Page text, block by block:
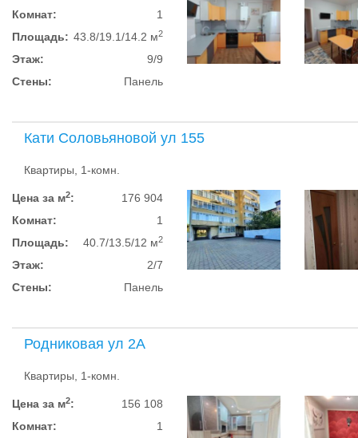
Комнат:
1
Площадь: 43.8/19.1/14.2 м2
Этаж:
9/9
Стены:
Панель
Кати Соловьяновой ул 155
Квартиры, 1-комн.
Цена за м2:
176 904
Комнат:
1
Площадь:
40.7/13.5/12 м2
Этаж:
2/7
Стены:
Панель
Родниковая ул 2А
Квартиры, 1-комн.
Цена за м2:
156 108
Комнат:
1